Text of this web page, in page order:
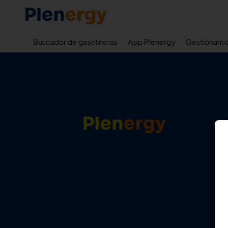
Buscador de gasolineras App Plenergy